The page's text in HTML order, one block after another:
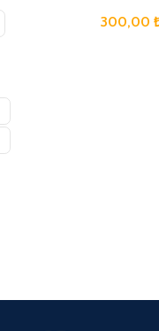
300,00